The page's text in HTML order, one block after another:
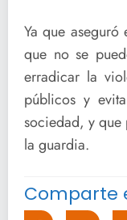
Ya que
que no se
erradicar la
públicos y
sociedad, y
la guardia.
Comparte